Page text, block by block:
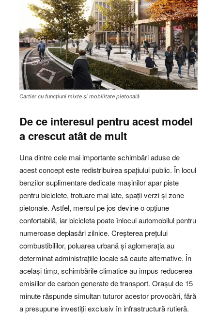
Cartier cu funcțiuni mixte și mobilitate pietonală
De ce interesul pentru acest model
a crescut atât de mult
Una dintre cele mai importante schimbări aduse de
acest concept este redistribuirea spațiului public. În locul
benzilor suplimentare dedicate mașinilor apar piste
pentru biciclete, trotuare mai late, spații verzi și zone
pietonale. Astfel, mersul pe jos devine o opțiune
confortabilă, iar bicicleta poate înlocui automobilul pentru
numeroase deplasări zilnice. Creșterea prețului
combustibililor, poluarea urbană și aglomerația au
determinat administrațiile locale să caute alternative. În
același timp, schimbările climatice au impus reducerea
emisiilor de carbon generate de transport. Orașul de 15
minute răspunde simultan tuturor acestor provocări, fără
a presupune investiții exclusiv în infrastructură rutieră.